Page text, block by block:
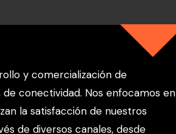
y comercialización de
conectividad. Nos enfocamos en
la satisfacción de nuestros
de diversos canales, desde